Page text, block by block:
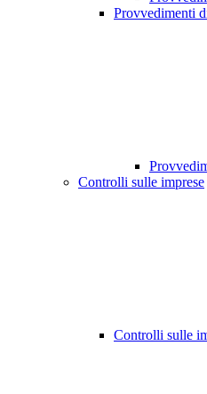
Provvedimenti
Controlli sulle imprese
Controlli sulle